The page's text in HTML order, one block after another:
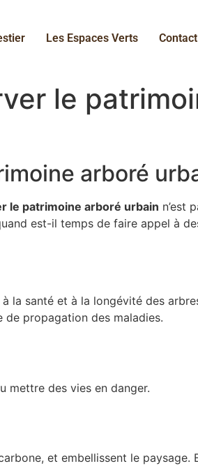
Les Espaces Verts Contact
le
arboré
le patrimoine arboré urbain n’est
est-il temps de faire appel à
la santé et à la longévité des
de propagation des maladies.
mettre des vies en danger.
et embellissent le paysage.